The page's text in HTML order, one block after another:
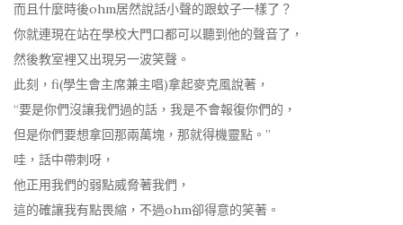
而且什麼時後ohm居然說話小聲的跟蚊子一樣了？
你就連現在站在學校大門口都可以聽到他的聲音了，
然後教室裡又出現另一波笑聲。
此刻，fi(學生會主席兼主唱)拿起麥克風說著，
“要是你們沒讓我們過的話，我是不會報復你們的，
但是你們要想拿回那兩萬塊，那就得機靈點。”
哇，話中帶刺呀，
他正用我們的弱點威脅著我們，
這的確讓我有點畏縮，不過ohm卻得意的笑著。